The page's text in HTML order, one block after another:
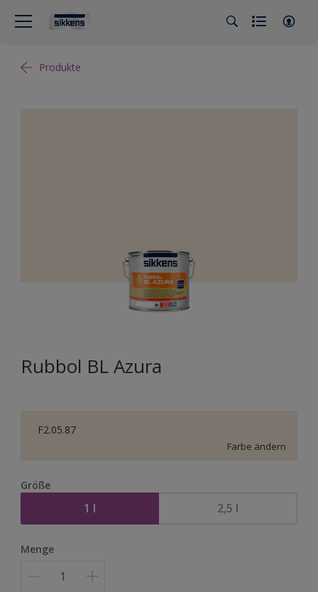
Produkte
Rubbol BL Azura
F2.05.87
Farbe ändern
Größe
1 l 2,5 l
Menge